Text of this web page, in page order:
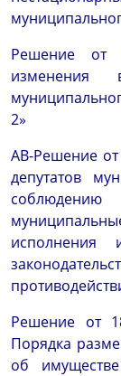
Решение от
изменения
2»
АВ-Решение
депутатов
исполнения
Решение от
Порядка
об